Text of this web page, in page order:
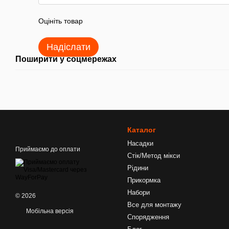
Оцініть товар
Надіслати
Поширити у соцмережах
Приймаємо до оплати
© 2026
Мобільна версія
Каталог
Насадки
Стік/Метод мікси
Рідини
Прикормка
Набори
Все для монтажу
Спорядження